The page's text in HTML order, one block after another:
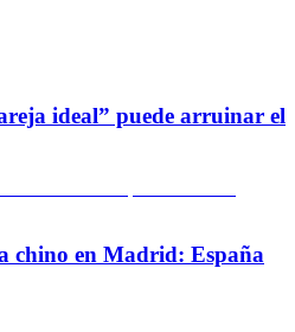
ideal” puede arruinar el
chino en Madrid: España